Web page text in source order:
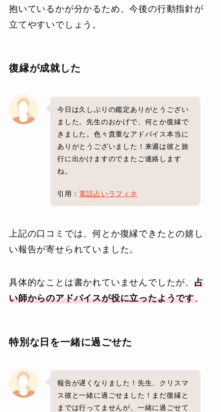
抱いているかが分かるため、今後の行動指針が
立てやすいでしょう。
復縁が成就した
今日は久しぶりの鑑定ありがとうござい
ました。先生のおかげで、何とか復縁で
きました。色々貴重なアドバイス本当に
ありがとうございました！来週は彼と旅
行に出かけますのでまたご連絡します
ね。
引用： 電話占いラフィネ
上記の口コミでは、何とか復縁できたとの嬉し
い報告が寄せられていました。
具体的なことは書かれていませんでしたが、占
い師からのアドバイスが役に立ったようです。
特別な日を一緒に過ごせた
報告が遅くなりました！先生、クリスマ
ス彼と一緒に過ごせました！まだ復縁と
までは行ってませんが、一緒に過ごせて